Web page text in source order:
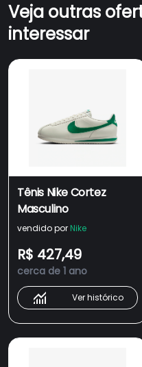
Veja outras
interessar
Tênis Nike Cortez
Masculino
vendido por Nike
R$ 427,49
cerca de 1 ano
Ver histórico